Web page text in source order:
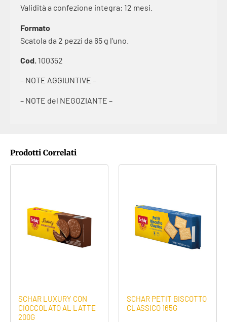
Validità a confezione integra: 12 mesi.
Formato
Scatola da 2 pezzi da 65 g l’uno.
Cod. 100352
– NOTE AGGIUNTIVE –
– NOTE del NEGOZIANTE –
Prodotti Correlati
SCHAR LUXURY CON
CIOCCOLATO AL LATTE
200G
SCHAR PETIT BISCOTTO
CLASSICO 165G